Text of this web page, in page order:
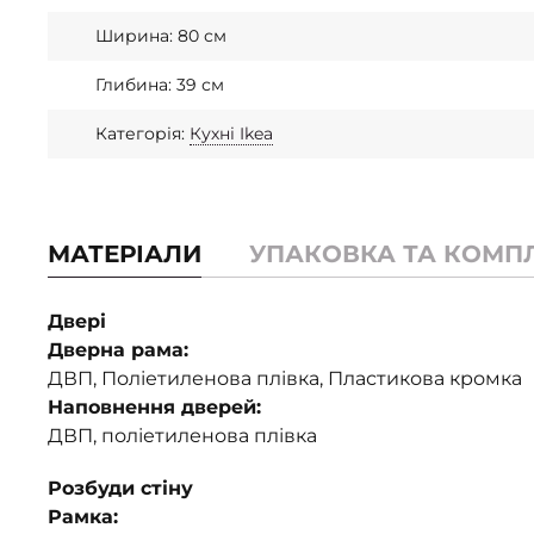
Ширина: 80 см
Глибина: 39 см
Категорія: Кухні Ikea
МАТЕРІАЛИ УПАКОВКА ТА
Двері
Дверна рама:
ДВП, Поліетиленова плівка, Пластикова кромка
Наповнення дверей:
ДВП, поліетиленова плівка
Розбуди стіну
Рамка: